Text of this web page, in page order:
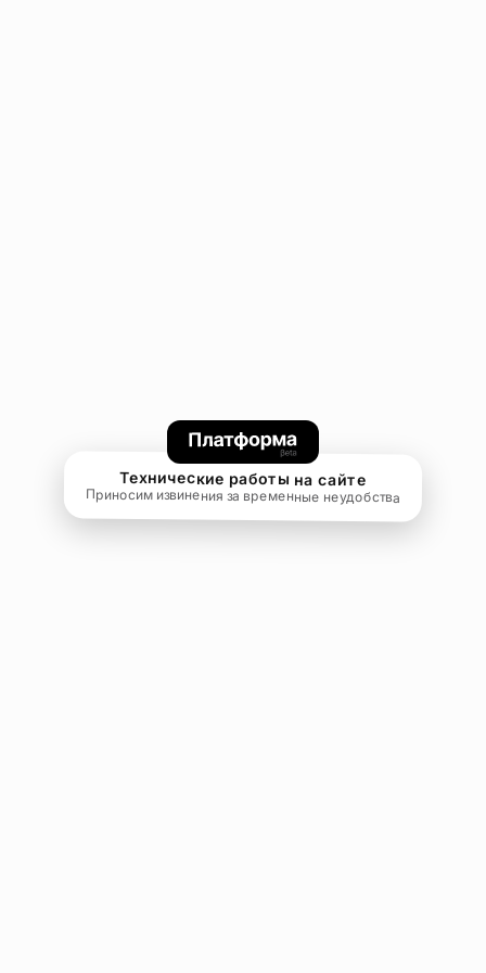
Технические работы на сайте
Приносим извинения за временные неудобства